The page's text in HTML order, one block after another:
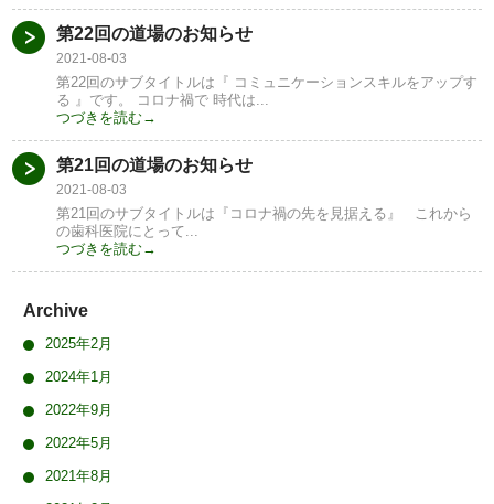
第22回の道場のお知らせ
2021-08-03
第22回のサブタイトルは『 コミュニケーションスキルをアップす
る 』です。 コロナ禍で 時代は...
つづきを読む→
第21回の道場のお知らせ
2021-08-03
第21回のサブタイトルは『コロナ禍の先を見据える』 これから
の歯科医院にとって...
つづきを読む→
Archive
2025年2月
2024年1月
2022年9月
2022年5月
2021年8月